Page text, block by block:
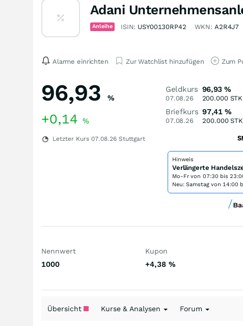
Adani
Anleihe ISIN: USY00130RP42 WKN: A2R4J7
Alarme einrichten Zur Watchlist hinzufügen Zum
96,93 %
+0,14 %
Letzter Kurs 07.08.26 Stuttgart
Geldkurs
07.08.26
96,93 %
200.000STK
Briefkurs
07.08.26
97,41 %
200.000STK
Hinweis
Verlängerte
Mo-Fr von 07:30 bis
Neu: Samstag von 14:00
Nennwert
1000
Kupon
+4,38 %
Übersicht Kurse & Analysen Forum